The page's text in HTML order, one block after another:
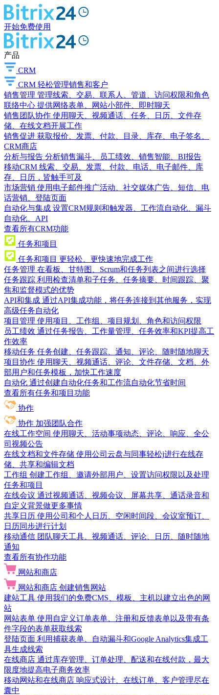
开始免费使用
产品
CRM
CRM 轻松管理销售和客户
销售管理 管理线索、交易、联系人、管道、访问权限和角色
联络中心 提供网络表单、网站小部件、即时聊天
销售团队协作 使用聊天、视频通话、任务、日历、文件存
储、在线文档开展工作
销售促进 获取报价、发票、付款、目录、库存、电子签名、
CRM商店
分析与报告 分析销售漏斗、员工绩效、销售智能、BI报告
移动CRM 线索、交易、发票、付款、电话、电子邮件、库
存、日历，皆触手可及
市场营销 使用电子邮件推广活动、社交媒体广告、短信、电
话营销、登陆页面
自动化与集成 设置CRM规则和触发器、工作流自动化、漏斗
自动化、API
查看所有CRM功能
任务和项目
任务和项目 更轻松、更快速地完成工作
任务管理 在看板、甘特图、Scrum和任务列表之间进行选择
任务跟踪 利用检查清单和子任务、任务摘要、时间跟踪、聚
焦和监督模式的优势
API和集成 通过API集成功能，将任务连接到其他服务，实现
高级任务自动化
项目管理 使用项目、工作组、项目规划、角色和访问权限
员工绩效 通过任务报告、工作量管理、任务效率和KPI提高工
作效率
移动任务 任务创建、任务跟踪、通知、评论、随时随地聊天
项目协作 使用聊天、视频通话、评论、文件存储、文档、外
部用户和任务模板，加快工作速度
自动化 通过创建自动化任务和工作流自动化节省时间
查看所有任务和项目功能
协作
协作 加强团队合作
在线工作空间 使用聊天、活动事项动态、评论、响应、全公
司视频公告
在线文档和文件存储 使用公司云盘与同事轻松j进行在线存
储、共享和编辑文档
工作组 创建工作组、邀请外部用户、设置访问权限以及处理
任务和项目
在线会议 通过视频通话、视频会议、屏幕共享、通话录音和
自定义背景做更多事情
共享日历 使用公司和个人日历、空闲时间段、会议室预订、
日历同步进行计划
移动通信 团队聊天工具、视频通话、评论、日历、随时随地
通知
查看所有协作功能
网站和商店
网站和商店 创建销售网站
建站工具 使用我们的免费CMS、模板、主机以建立出色的网
站
网站表单 使用自定义订单表单、注册和反馈表单以及带有条
件字段的表单获取线索
登陆页面 利用捕获表单、自动漏斗和Google Analytics集成工
具生成线索
在线商店 通过库存管理、订单处理、配送和在线付款，最大
限度地提高电子商务效率
移动网站和在线商店 响应式设计、在线订单、客户管理尽在
囊中